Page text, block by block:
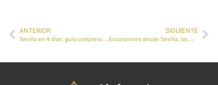
ANTERIOR
Sevilla en 4 días: guía completa con rutas y actividades
SIGUIENTE
Excursiones desde Sevilla: las mejores escapadas para descubrir Andalucía y más allá